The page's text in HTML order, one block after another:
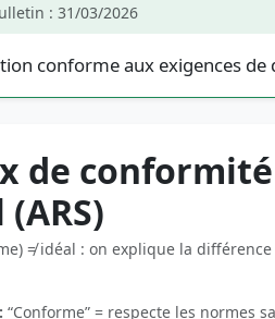
: 31/03/2026
conforme aux exigences
de conformité
≠ idéal : on explique la
“Conforme” = respecte les normes